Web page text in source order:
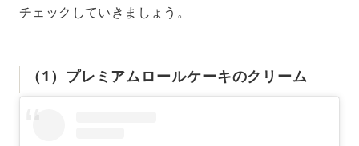
チェックしていきましょう。
（1）プレミアムロールケーキのクリーム